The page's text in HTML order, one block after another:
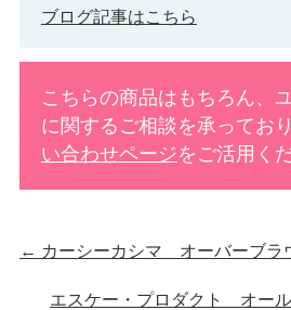
ブログ記事はこちら
こちらの商品はもちろん、
に関するご相談を承ってお
い合わせページをご活用く
← カーシーカシマ オーバーブ
エスケー・プロダクト オー